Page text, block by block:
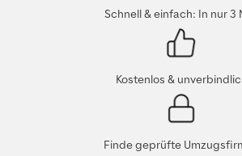
Schnell & einfach: In nur 3
Kostenlos &
Finde geprüfte